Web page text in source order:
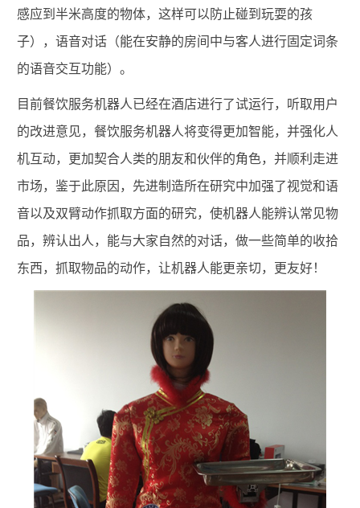
感应到半米高度的物体，这样可以防止碰到玩耍的孩
子），语音对话（能在安静的房间中与客人进行固定词条
的语音交互功能）。
目前餐饮服务机器人已经在酒店进行了试运行，听取用户
的改进意见，餐饮服务机器人将变得更加智能，并强化人
机互动，更加契合人类的朋友和伙伴的角色，并顺利走进
市场，鉴于此原因，先进制造所在研究中加强了视觉和语
音以及双臂动作抓取方面的研究，使机器人能辨认常见物
品，辨认出人，能与大家自然的对话，做一些简单的收拾
东西，抓取物品的动作，让机器人能更亲切，更友好！